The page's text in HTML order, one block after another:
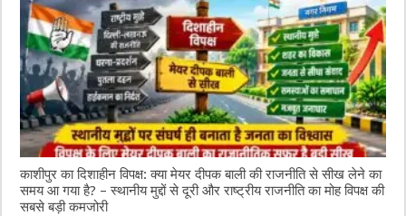
काशीपुर का दिशाहीन विपक्ष: क्या मेयर दीपक बाली की राजनीति से सीख लेने का
समय आ गया है? – स्थानीय मुद्दों से दूरी और राष्ट्रीय राजनीति का मोह विपक्ष की
सबसे बड़ी कमजोरी